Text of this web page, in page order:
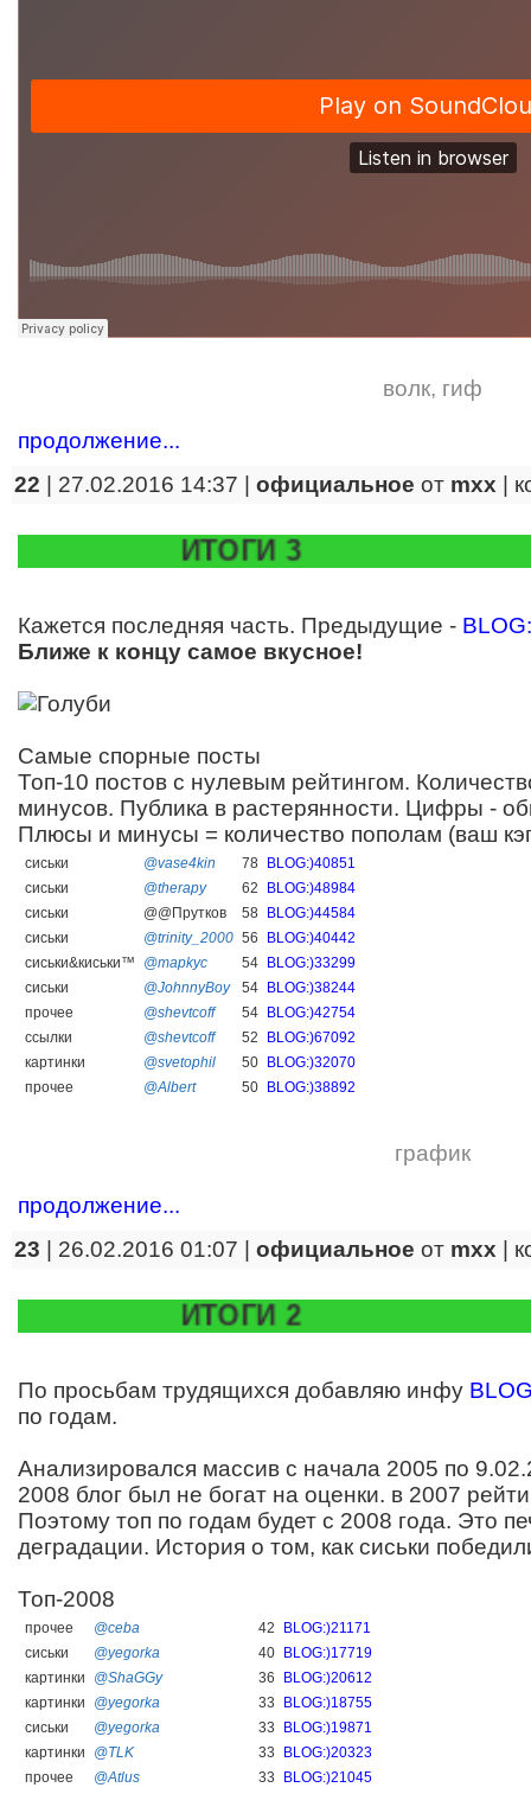
волк, гиф
продолжение...
22 | 27.02.2016 14:37 | официальное от mxx |
Кажется последняя часть. Предыдущие -
Ближе к концу самое вкусное!
Самые спорные посты
Топ-10 постов с нулевым рейтингом.
минусов. Публика в растерянности. Цифры -
Плюсы и минусы = количество пополам (ваш
сиськи @vase4kin 78 BLOG:)40851
сиськи
@therapy 62
BLOG:)48984
сиськи
@@Прутков 58 BLOG:)44584
сиськи
@trinity_2000 56
BLOG:)40442
сиськи&киськи™
@mapkyc 54 BLOG:)33299
сиськи
@JohnnyBoy 54 BLOG:)38244
прочее
@shevtcoff 54 BLOG:)42754
ссылки
@shevtcoff 52
BLOG:)67092
картинки
@svetophil 50 BLOG:)32070
прочее
@Albert 50 BLOG:)38892
график
продолжение...
23 | 26.02.2016 01:07 | официальное от mxx
По просьбам трудящихся добавляю инфу
по годам.
Анализировался массив с начала 2005 по
2008 блог был не богат на оценки. в 2007
Поэтому топ по годам будет с 2008 года. Это
деградации. История о том, как сиськи
Топ-2008
прочее @ceba 42
BLOG:)21171
сиськи
@yegorka 40
BLOG:)17719
картинки
@ShaGGy 36
BLOG:)20612
картинки
@yegorka 33
BLOG:)18755
сиськи
@yegorka 33
BLOG:)19871
картинки
@TLK 33
BLOG:)20323
прочее
@Atlus 33 BLOG:)21045